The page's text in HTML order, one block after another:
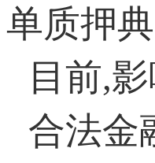
单质押
目前,
合法金